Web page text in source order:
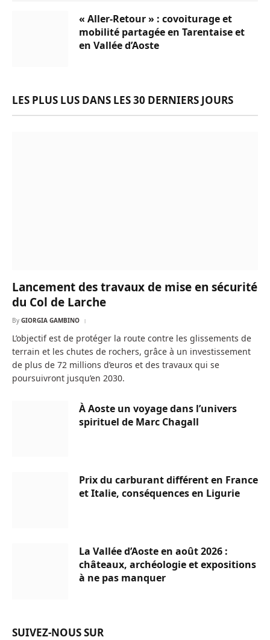
« Aller-Retour » : covoiturage et
mobilité partagée en Tarentaise et
en Vallée d’Aoste
LES PLUS LUS DANS LES 30 DERNIERS JOURS
Lancement des travaux de mise en sécurité
du Col de Larche
By GIORGIA GAMBINO
L’objectif est de protéger la route contre les glissements de
terrain et les chutes de rochers, grâce à un investissement
de plus de 72 millions d’euros et des travaux qui se
poursuivront jusqu’en 2030.
À Aoste un voyage dans l’univers
spirituel de Marc Chagall
Prix du carburant différent en France
et Italie, conséquences en Ligurie
La Vallée d’Aoste en août 2026 :
châteaux, archéologie et expositions
à ne pas manquer
SUIVEZ-NOUS SUR